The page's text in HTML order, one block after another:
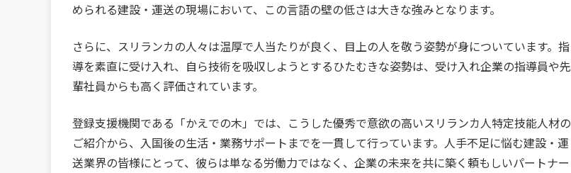
められる建設・運送の現場において、この言語の壁の低さは大きな強みとなります。
さらに、スリランカの人々は温厚で人当たりが良く、目上の人を敬う姿勢が身についています。指
導を素直に受け入れ、自ら技術を吸収しようとするひたむきな姿勢は、受け入れ企業の指導員や先
輩社員からも高く評価されています。
登録支援機関である「かえでの木」では、こうした優秀で意欲の高いスリランカ人特定技能人材の
ご紹介から、入国後の生活・業務サポートまでを一貫して行っています。人手不足に悩む建設・運
送業界の皆様にとって、彼らは単なる労働力ではなく、企業の未来を共に築く頼もしいパートナー